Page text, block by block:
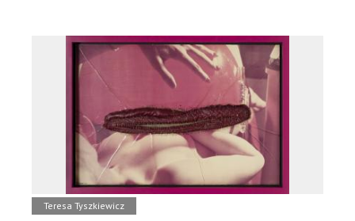
Teresa Tyszkiewicz